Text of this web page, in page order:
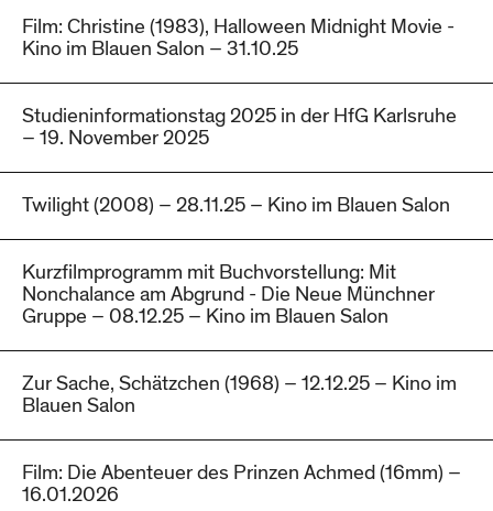
Film: Christine (1983), Halloween Midnight Movie -
Kino im Blauen Salon – 31.10.25
Studieninformationstag 2025 in der HfG Karlsruhe
– 19. November 2025
Twilight (2008) – 28.11.25 – Kino im Blauen Salon
Kurzfilmprogramm mit Buchvorstellung: Mit
Nonchalance am Abgrund - Die Neue Münchner
Gruppe – 08.12.25 – Kino im Blauen Salon
Zur Sache, Schätzchen (1968) – 12.12.25 – Kino im
Blauen Salon
Film: Die Abenteuer des Prinzen Achmed (16mm) –
16.01.2026